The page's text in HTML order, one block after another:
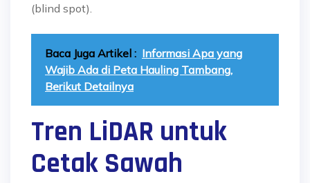
(blind spot).
Baca Juga Artikel : Informasi Apa yang
Wajib Ada di Peta Hauling Tambang,
Berikut Detailnya
Tren LiDAR untuk
Cetak Sawah